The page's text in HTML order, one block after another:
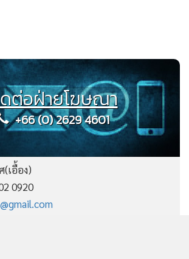
ต่อฝ่ายโฆษณา
+66 (0) 2629 4601
เอื้อง)
0920